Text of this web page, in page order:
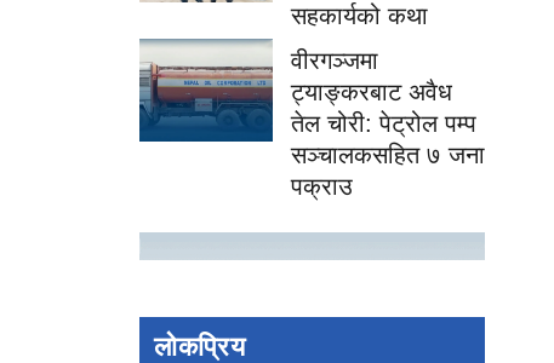
सहकार्यको कथा
वीरगञ्जमा
ट्याङ्करबाट अवैध
तेल चोरी: पेट्रोल पम्प
सञ्चालकसहित ७ जना
पक्राउ
लोकप्रिय